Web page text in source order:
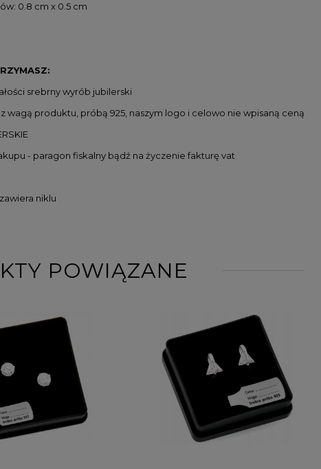
0.8 cm x 0.5 cm
srebrny wyrób jubilerski
wagą produktu, próbą 925, naszym logo i celowo nie wpisaną ceną
- paragon fiskalny bądź na życzenie fakturę vat
niklu
POWIĄZANE